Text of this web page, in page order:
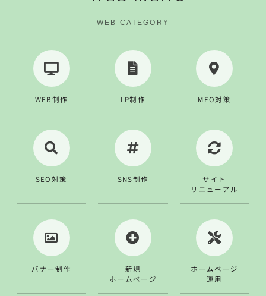
WEB CATEGORY
WEB制作 LP制作 MEO対策
SEO対策 SNS制作
サイト
リニューアル
バナー制作
新規
ホームページ
ホームページ
運用